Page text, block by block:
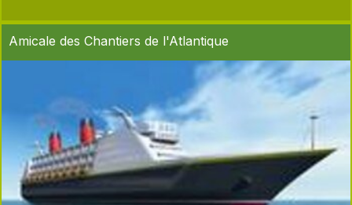
Amicale des Chantiers de l'Atlantique